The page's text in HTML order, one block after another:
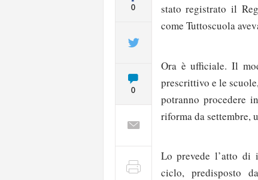
0
0
stato registrato il
come Tuttoscuola
Ora è ufficiale. Il
prescrittivo e le
potranno procedere
riforma da settembre,
Lo prevede l’atto di
ciclo, predisposto